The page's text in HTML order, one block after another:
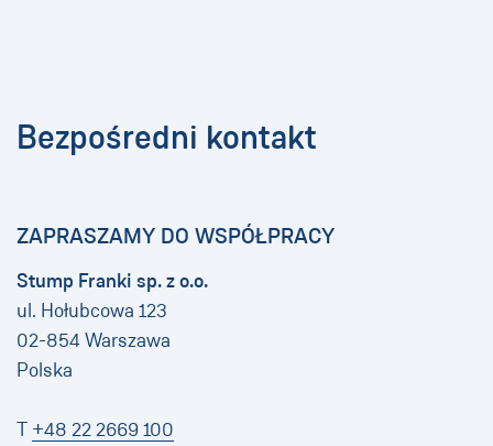
Bezpośredni kontakt
ZAPRASZAMY DO WSPÓŁPRACY
Stump Franki sp. z o.o.
ul. Hołubcowa 123
02-854 Warszawa
Polska
T +48 22 2669 100